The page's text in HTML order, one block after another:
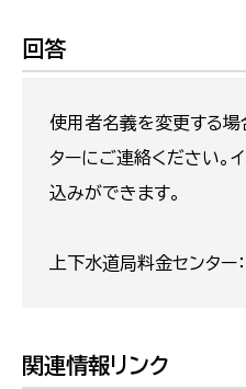
回答
使用者名義を変更する場
ターにご連絡ください。
込みができます。
上下水道局料金センタ
関連情報リンク